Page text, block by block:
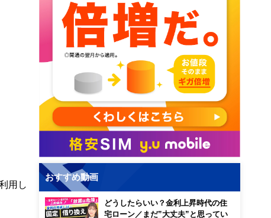
用し
おすすめ動画
どうしたらいい？金利上昇時代の住
宅ローン／まだ”大丈夫”と思ってい